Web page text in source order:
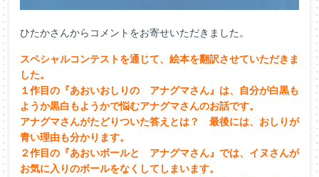
ひたかさんからコメントをお寄せいただきました。
スペシャルコンテストを通じて、絵本を翻訳させていただきま
した。
１作目の『あおいおしりの アナグマさん』は、自分が白黒も
ようか黒白もようかで悩むアナグマさんのお話です。
アナグマさんがたどりついた答えとは？ 最後には、おしりが
青い理由も分かります。
２作目の『あおいボールと アナグマさん』では、イヌさんが
お気に入りのボールをなくしてしまいます。